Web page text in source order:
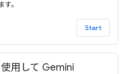
。
Start
用して Gemini